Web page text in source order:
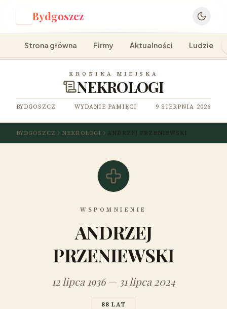
Bydgoszcz
Strona główna Firmy Aktualności Ludzie
KRONIKA MIEJSKA
NEKROLOGI
BYDGOSZCZ WYDANIE PAMIĘCI 9 SIERPNIA 2026
BYDGOSZCZ NEKROLOGI ANDRZEJ PRZENIEWSKI
WSPOMNIENIE
ANDRZEJ
PRZENIEWSKI
12 lipca 1936 — 31 lipca 2024
88 LAT